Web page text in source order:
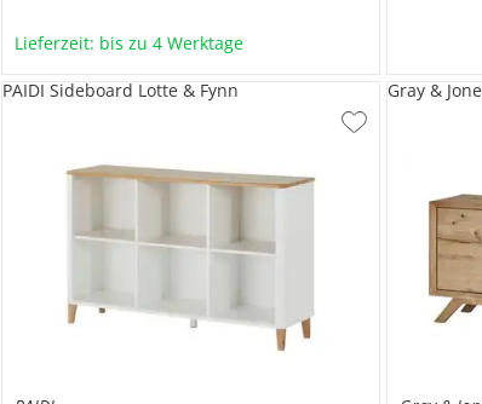
Lieferzeit: bis zu 4 Werktage
PAIDI Sideboard Lotte & Fynn Gray &